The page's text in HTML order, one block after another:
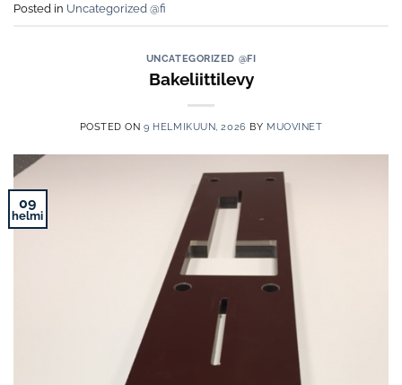
Posted in Uncategorized @fi
UNCATEGORIZED @FI
Bakeliittilevy
POSTED ON9 HELMIKUUN, 2026 BY MUOVINET
09
helmi